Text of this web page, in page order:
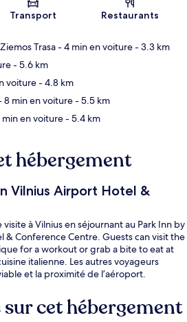
Carte
Transport Restaurants
Trasa- 4 min en voiture- 3.3 km
- 5.6 km
voiture- 4.8 km
8 min en voiture- 5.5 km
min en voiture- 5.4 km
hébergement
Vilnius Airport Hotel &
à Vilnius en séjournant au Park Inn by
& Conference Centre. Guests can visit the
for a workout or grab a bite to eat at
italienne. Les autres voyageurs
et la proximité de l’aéroport.
sur cet hébergement